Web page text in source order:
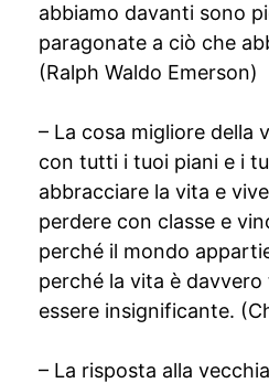
abbiamo davanti sono
paragonate a ciò che
(Ralph Waldo Emerson)
– La cosa migliore della
con tutti i tuoi piani e i
abbracciare la vita e
perdere con classe e
perché il mondo
perché la vita è
essere insignificante.
– La risposta alla